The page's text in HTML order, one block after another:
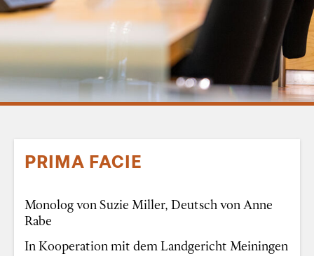
PRIMA FACIE
Monolog von Suzie Miller, Deutsch von Anne
Rabe
In Kooperation mit dem Landgericht Meiningen